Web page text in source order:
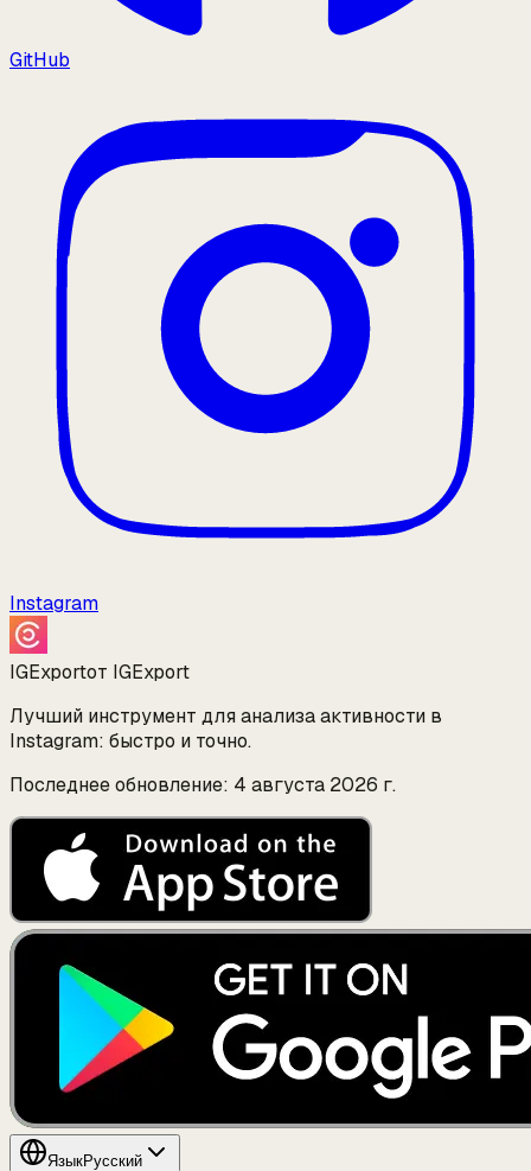
GitHub
Instagram
IGExportот IGExport
Лучший инструмент для анализа активности в
Instagram: быстро и точно.
Последнее обновление: 4 августа 2026 г.
ЯзыкРусский